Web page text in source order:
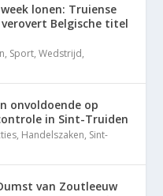
lonen: Truiense
verovert Belgische titel
, Sport,Wedstrijd,
onvoldoende op
in Sint-Truiden
, Handelszaken, Sint-
van Zoutleeuw